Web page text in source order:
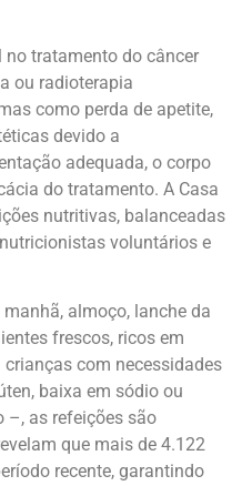
tratamento do câncer
ou radioterapia
como perda de apetite,
devido a
adequada, o corpo
do tratamento. A Casa
nutritivas, balanceadas
voluntários e
almoço, lanche da
frescos, ricos em
com necessidades
baixa em sódio ou
–, as refeições são
que mais de 4.122
recente, garantindo